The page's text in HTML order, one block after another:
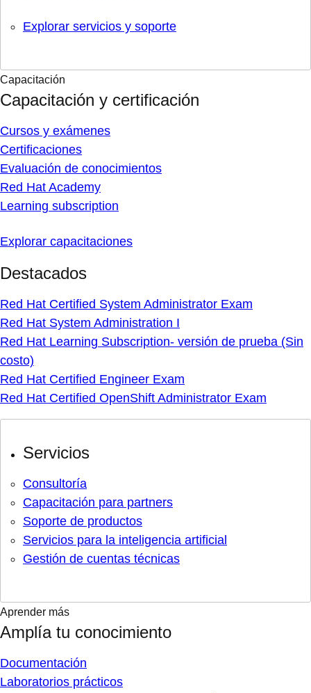
Explorar servicios y soporte
Capacitación
Capacitación y certificación
Cursos y exámenes
Certificaciones
Evaluación de conocimientos
Red Hat Academy
Learning subscription
Explorar capacitaciones
Destacados
Red Hat Certified System Administrator Exam
Red Hat System Administration I
Red Hat Learning Subscription- versión de prueba (Sin
costo)
Red Hat Certified Engineer Exam
Red Hat Certified OpenShift Administrator Exam
Servicios
Consultoría
Capacitación para partners
Soporte de productos
Servicios para la inteligencia artificial
Gestión de cuentas técnicas
Aprender más
Amplía tu conocimiento
Documentación
Laboratorios prácticos